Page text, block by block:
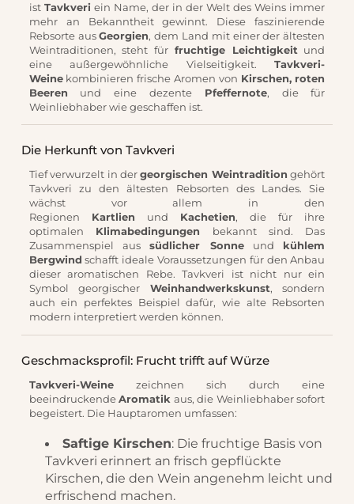
ist Tavkveri ein Name, der in der Welt des Weins immer
mehr an Bekanntheit gewinnt. Diese faszinierende
Rebsorte aus Georgien, dem Land mit einer der ältesten
Weintraditionen, steht für fruchtige Leichtigkeit und
eine außergewöhnliche Vielseitigkeit.
Tavkveri-
Weine kombinieren frische Aromen von Kirschen, roten
Beeren
und eine dezente Pfeffernote, die für
Weinliebhaber wie geschaffen ist.
Die Herkunft von Tavkveri
Tief verwurzelt in der georgischen Weintradition gehört
Tavkveri zu den ältesten Rebsorten des Landes. Sie
wächst vor allem in den
Regionen
Kartlien und Kachetien, die für ihre
optimalen
Klimabedingungen
bekannt sind. Das
Zusammenspiel aus
südlicher Sonne und
kühlem
Bergwind schafft ideale Voraussetzungen für den Anbau
dieser aromatischen Rebe. Tavkveri ist nicht nur ein
Symbol georgischer
Weinhandwerkskunst, sondern
auch ein perfektes Beispiel dafür, wie alte Rebsorten
modern interpretiert werden können.
Geschmacksprofil: Frucht trifft auf Würze
Tavkveri-Weine
zeichnen sich durch eine
beeindruckende Aromatik aus, die Weinliebhaber sofort
begeistert. Die Hauptaromen umfassen:
Saftige Kirschen: Die fruchtige Basis von
Tavkveri erinnert an frisch gepflückte
Kirschen, die den Wein angenehm leicht und
erfrischend machen.